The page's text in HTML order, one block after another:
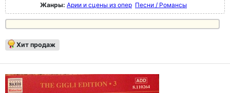
Жанры: Арии и сцены из опер Песни / Романсы
Хит продаж